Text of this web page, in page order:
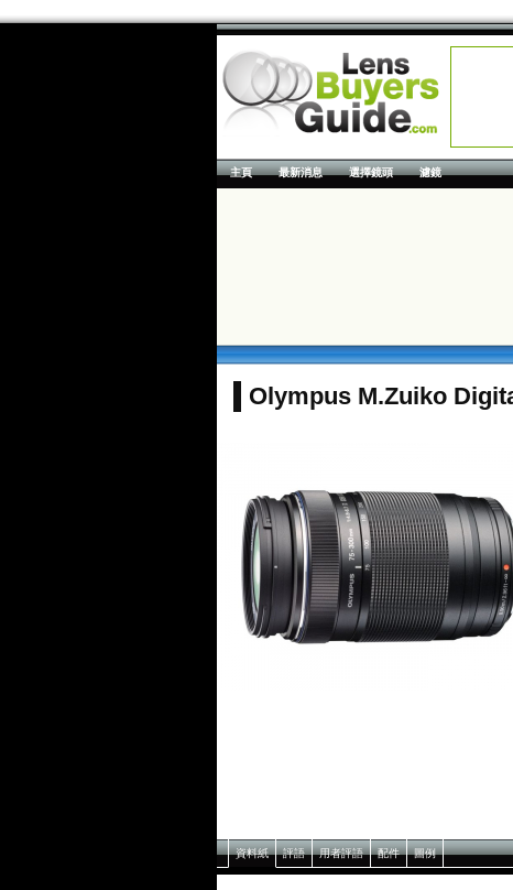
主頁 最新消息 選擇鏡頭 濾鏡
Olympus M.Zuiko
資料紙 評語 用者評語 配件 圖例